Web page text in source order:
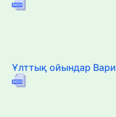
Ұлттық ойындар